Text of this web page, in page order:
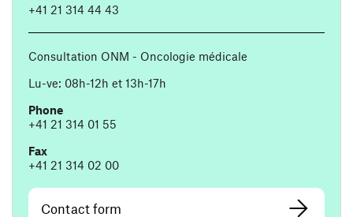
+41 21 314 44 43
Consultation ONM - Oncologie médicale
Lu-ve: 08h-12h et 13h-17h
Phone
+41 21 314 01 55
Fax
+41 21 314 02 00
Contact form